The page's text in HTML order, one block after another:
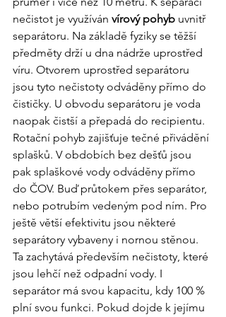
nečistot je využíván vírový pohyb uvnitř
separátoru. Na základě fyziky se těžší
předměty drží u dna nádrže uprostřed
víru. Otvorem uprostřed separátoru
jsou tyto nečistoty odváděny přímo do
čističky. U obvodu separátoru je voda
naopak čistší a přepadá do recipientu.
Rotační pohyb zajišťuje tečné přivádění
splašků. V obdobích bez dešťů jsou
pak splaškové vody odváděny přímo
do ČOV. Buď průtokem přes separátor,
nebo potrubím vedeným pod ním. Pro
ještě větší efektivitu jsou některé
separátory vybaveny i nornou stěnou.
Ta zachytává především nečistoty, které
jsou lehčí než odpadní vody. I
separátor má svou kapacitu, kdy 100 %
plní svou funkci. Pokud dojde k jejímu